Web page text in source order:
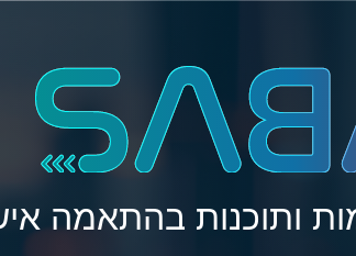
ותוכנות בהתאמה